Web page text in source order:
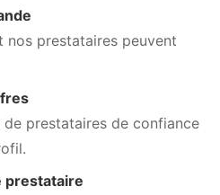
nos prestataires peuvent
prestataires de confiance
prestataire